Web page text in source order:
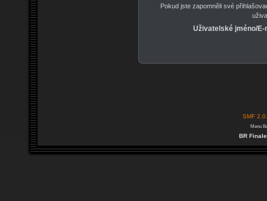
Pokud jste zapomněli své
Uživatelské jméno/E-
SMF
Menu
BR Finale